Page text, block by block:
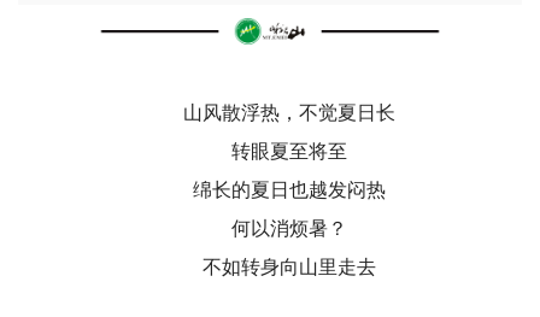
山风散浮热，不觉夏日长
转眼夏至将至
绵长的夏日也越发闷热
何以消烦暑？
不如转身向山里走去